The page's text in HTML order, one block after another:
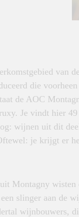
van
die
de AOC
Je vindt hier
wijnen uit dit
je krijgt er
Montagny
slinger aan de
wijnbouwers,